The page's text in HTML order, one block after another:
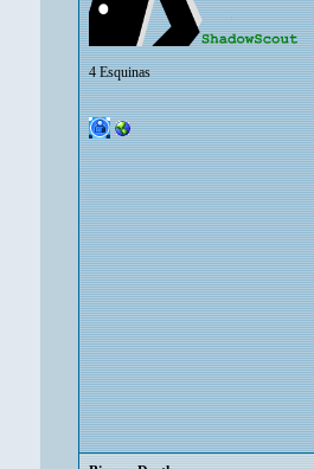
4 Esquinas